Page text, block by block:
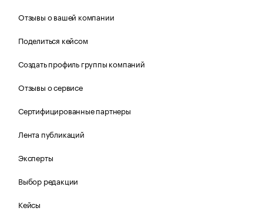
Отзывы о вашей компании
Поделиться кейсом
Создать профиль группы компаний
Отзывы о сервисе
Сертифицированные партнеры
Лента публикаций
Эксперты
Выбор редакции
Кейсы